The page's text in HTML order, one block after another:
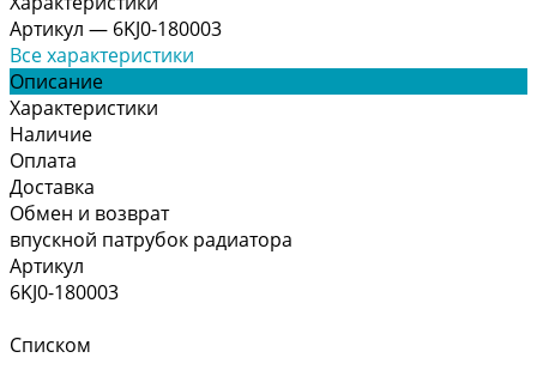
Артикул — 6KJ0-180003
Все характеристики
Описание
Характеристики
Наличие
Оплата
Доставка
Обмен и возврат
впускной патрубок радиатора
Артикул
6KJ0-180003
Списком